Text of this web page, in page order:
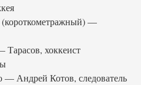
—
хоккеист
Андрей Котов, следователь